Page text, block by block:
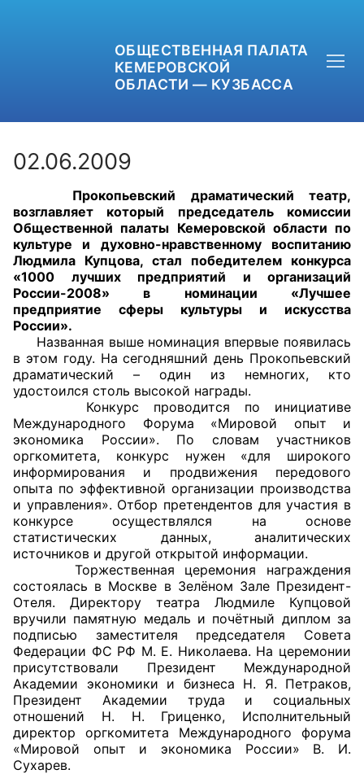
ОБЩЕСТВЕННАЯ ПАЛАТА
КЕМЕРОВСКОЙ
ОБЛАСТИ — КУЗБАССА
+7 (3842) 58-82-40
OPKO42@BK.RU
ОБРАТНАЯ СВЯЗЬ
Главная
Общественные советы
Общественные советы при территориальных
органах федеральных органов
исполнительной власти
Общественные советы по проведению
независимой оценки качества условий
оказания услуг
О Палате
Структура Палаты
Комиссии
Экспертный совет ОП КО
Совет ОП КО
02.06.2009
Прокопьевский драматический театр,
возглавляет который председатель комиссии
Общественной палаты Кемеровской области по
культуре и духовно-нравственному воспитанию
Людмила Купцова, стал победителем конкурса
«1000 лучших предприятий и организаций
России-2008» в номинации «Лучшее
предприятие сферы культуры и искусства
России».
Названная выше номинация впервые появилась
в этом году. На сегодняшний день Прокопьевский
драматический – один из немногих, кто
удостоился столь высокой награды.
Конкурс проводится по инициативе
Международного Форума «Мировой опыт и
экономика России». По словам участников
оргкомитета, конкурс нужен «для широкого
информирования и продвижения передового
опыта по эффективной организации производства
и управления». Отбор претендентов для участия в
конкурсе осуществлялся на основе
статистических данных, аналитических
источников и другой открытой информации.
Торжественная церемония награждения
состоялась в Москве в Зелёном Зале Президент-
Отеля. Директору театра Людмиле Купцовой
вручили памятную медаль и почётный диплом за
подписью заместителя председателя Совета
Федерации ФС РФ М. Е. Николаева. На церемонии
присутствовали Президент Международной
Академии экономики и бизнеса Н. Я. Петраков,
Президент Академии труда и социальных
отношений Н. Н. Гриценко, Исполнительный
директор оргкомитета Международного форума
«Мировой опыт и экономика России» В. И.
Сухарев.